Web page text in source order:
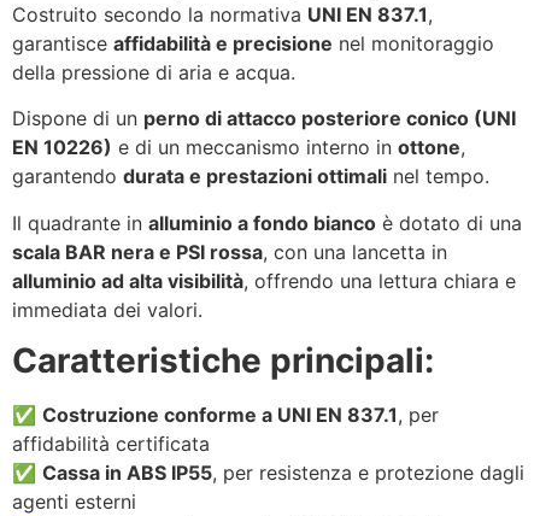
Costruito secondo la normativa UNI EN 837.1,
garantisce affidabilità e precisione nel monitoraggio
della pressione di aria e acqua.
Dispone di un perno di attacco posteriore conico (UNI
EN 10226) e di un meccanismo interno in ottone,
garantendo durata e prestazioni ottimali nel tempo.
Il quadrante in alluminio a fondo bianco è dotato di una
scala BAR nera e PSI rossa, con una lancetta in
alluminio ad alta visibilità, offrendo una lettura chiara e
immediata dei valori.
Caratteristiche principali:
✅ Costruzione conforme a UNI EN 837.1, per
affidabilità certificata
✅ Cassa in ABS IP55, per resistenza e protezione dagli
agenti esterni